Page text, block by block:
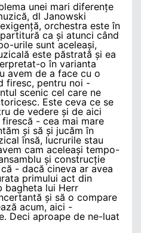
unei mari diferențe
dl Janowski
orchestra este în
ca și atunci când
urile sunt aceleași,
este păstrată și ea
o în varianta
avem de a face cu o
firesc, pentru noi -
scenic cel care ne
Este ceva ce se
de vedere și de aici
- cea mai mare
și să și jucăm în
însă, lucrurile stau
cam aceleași tempo-
și construcție
- dacă cineva ar avea
primului act din
bagheta lui Herr
și să o compare
acum, aici -
Deci aproape de ne-luat